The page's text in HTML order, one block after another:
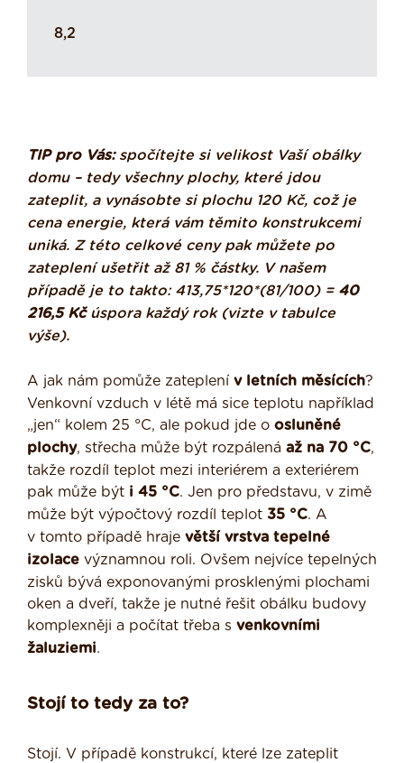
8,2
TIP pro Vás:spočítejte si velikost Vaší obálky
domu – tedy všechny plochy, které jdou
zateplit, a vynásobte si plochu 120 Kč, což je
cena energie, která vám těmito konstrukcemi
uniká. Z této celkové ceny pak můžete po
zateplení ušetřit až 81 % částky. V našem
případě je to takto: 413,75*120*(81/100) = 40
216,5 Kčúspora každý rok (vizte v tabulce
výše).
A jak nám pomůže zateplení v letních měsících?
Venkovní vzduch v létě má sice teplotu například
„jen“ kolem 25 °C, ale pokud jde o osluněné
plochy, střecha může být rozpálená až na 70 °C,
takže rozdíl teplot mezi interiérem a exteriérem
pak může být i 45 °C. Jen pro představu, v zimě
může být výpočtový rozdíl teplot 35 °C. A
v tomto případě hraje větší vrstva tepelné
izolace významnou roli. Ovšem nejvíce tepelných
zisků bývá exponovanými prosklenými plochami
oken a dveří, takže je nutné řešit obálku budovy
komplexněji a počítat třeba s venkovními
žaluziemi.
Stojí to tedy za to?
Stojí. V případě konstrukcí, které lze zateplit